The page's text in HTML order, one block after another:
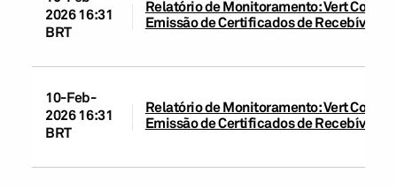
2026 16:31
BRT
Relatório de Monitoramento: Vert
Emissão de Certificados de Recebíveis
10-Feb-
2026 16:31
BRT
Relatório de Monitoramento: Vert
Emissão de Certificados de Recebíveis